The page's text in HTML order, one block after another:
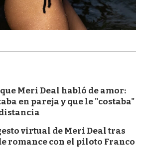
Meri Deal habló de amor:
en pareja y que le "costaba"
virtual de Meri Deal tras
romance con el piloto Franco